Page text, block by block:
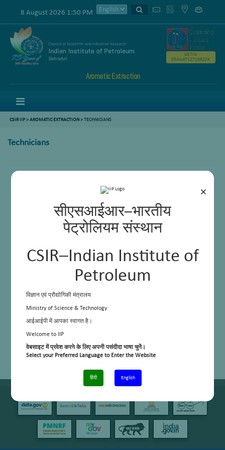
×
सीएसआईआर–भारतीय
पेट्रोलियम संस्थान
CSIR–Indian Institute of
Petroleum
विज्ञान एवं प्रौद्योगिकी मंत्रालय
Ministry of Science & Technology
आईआईपी में आपका स्वागत है।
Welcome to IIP
वेबसाइट में प्रवेश करने के लिए अपनी पसंदीदा भाषा चुनें।
Select your Preferred Language to Enter the Website
हिंदी English
8 August 2026 1:50 PM
Aromatic Extraction
GSTIN
05AAATC2716R2ZK
CSIR IIP>AROMATIC EXTRACTION>TECHNICIANS
Technicians